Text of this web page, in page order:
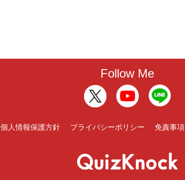
Follow Me
個人情報保護方針 プライバシーポリシー 免責事項